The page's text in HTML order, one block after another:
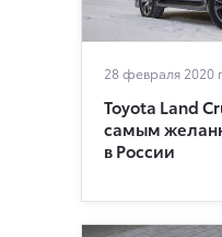
28 февраля 2020 г.
Toyota Land
самым
в России